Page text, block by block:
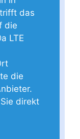
das
die
LTE
die
direkt